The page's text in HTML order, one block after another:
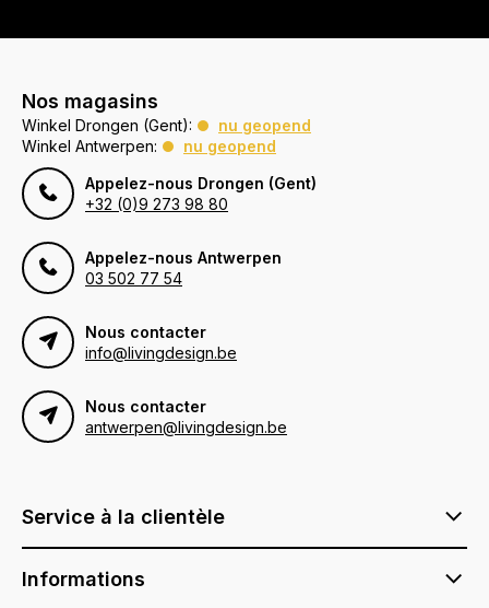
Nos magasins
Winkel Drongen (Gent):
nu geopend
Winkel Antwerpen:
nu geopend
Appelez-nous Drongen (Gent)
+32 (0)9 273 98 80
Appelez-nous Antwerpen
03 502 77 54
Nous contacter
info@livingdesign.be
Nous contacter
antwerpen@livingdesign.be
Service à la clientèle
Informations